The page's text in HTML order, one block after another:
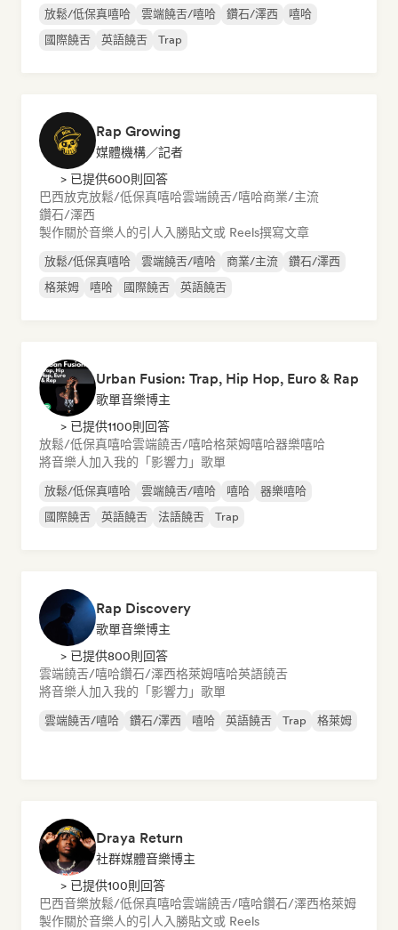
放鬆/低保真嘻哈 雲端饒舌/嘻哈 鑽石/澤西
嘻哈
國際饒舌
英語饒舌 Trap
Rap Growing
媒體機構／記者
> 已提供600則回答
巴西放克放鬆/低保真嘻哈雲端饒舌/嘻哈商業/主流
鑽石/澤西
製作關於音樂人的引人入勝貼文或 Reels撰寫文章
放鬆/低保真嘻哈 雲端饒舌/嘻哈 商業/主流
鑽石/澤西
格萊姆
嘻哈 國際饒舌 英語饒舌
Urban Fusion: Trap, Hip Hop, Euro & Rap
歌單音樂博主
> 已提供1100則回答
放鬆/低保真嘻哈雲端饒舌/嘻哈格萊姆嘻哈器樂嘻哈
將音樂人加入我的「影響力」歌單
放鬆/低保真嘻哈 雲端饒舌/嘻哈 嘻哈
器樂嘻哈
國際饒舌
英語饒舌 法語饒舌 Trap
Rap Discovery
歌單音樂博主
> 已提供800則回答
雲端饒舌/嘻哈鑽石/澤西格萊姆嘻哈英語饒舌
將音樂人加入我的「影響力」歌單
雲端饒舌/嘻哈 鑽石/澤西 嘻哈 英語饒舌 Trap 格萊姆
Draya Return
社群媒體音樂博主
> 已提供100則回答
巴西音樂放鬆/低保真嘻哈雲端饒舌/嘻哈鑽石/澤西格萊姆
製作關於音樂人的引人入勝貼文或 Reels